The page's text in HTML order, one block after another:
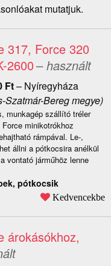
mutatjuk.
317, Force 320
2600– használt
Ft– Nyíregyháza
Szatmár-Bereg megye)
munkagép szállító tréler
minikotrókhoz
rámpával. Le-,
állni a pótkocsira anélkül
vontató járműhöz lenne
pótkocsik
Kedvencekbe
árokásókhoz,